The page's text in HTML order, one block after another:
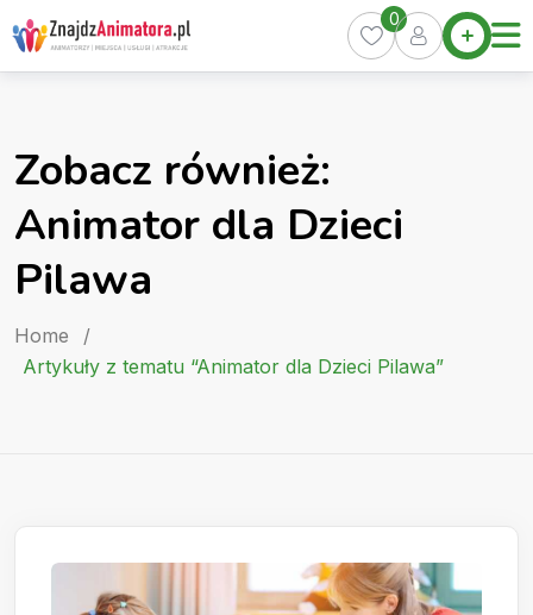
Skip
to
content
Home
Oferty
Kurs
0
Zobacz również:
Animator dla Dzieci
Pilawa
Home
/
Artykuły z tematu “Animator dla Dzieci Pilawa”